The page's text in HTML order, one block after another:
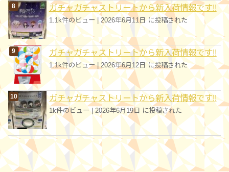
ガチャガチャストリートから新入荷情報です!!
1.1k件のビュー | 2026年6月11日 に投稿された
ガチャガチャストリートから新入荷情報です!!
1.1k件のビュー|2026年6月12日 に投稿された
ガチャガチャストリートから新入荷情報です!!
1k件のビュー|2026年6月19日 に投稿された